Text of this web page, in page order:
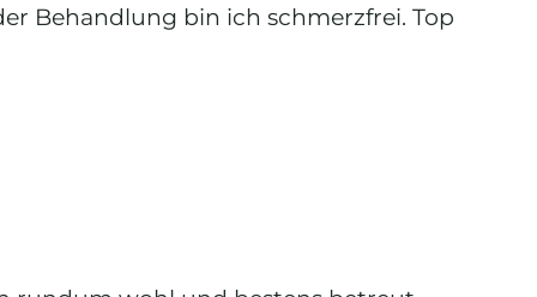
Behandlung bin ich schmerzfrei. Top